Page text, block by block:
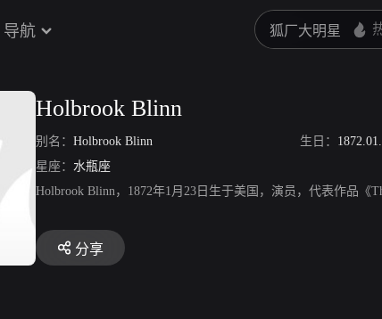
导航
Holbrook Blinn
别名： Holbrook Blinn 生日：
星座： 水瓶座
Holbrook Blinn，1872年1月23日生于美国，演员，代表作品《
分享